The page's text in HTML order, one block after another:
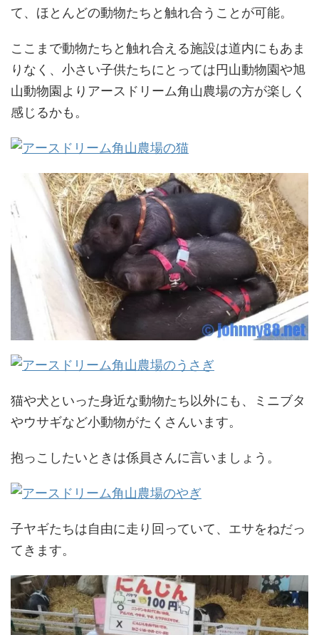
て、ほとんどの動物たちと触れ合うことが可能。
ここまで動物たちと触れ合える施設は道内にもあま
りなく、小さい子供たちにとっては円山動物園や旭
山動物園よりアースドリーム角山農場の方が楽しく
感じるかも。
猫や犬といった身近な動物たち以外にも、ミニブタ
やウサギなど小動物がたくさんいます。
抱っこしたいときは係員さんに言いましょう。
子ヤギたちは自由に走り回っていて、エサをねだっ
てきます。